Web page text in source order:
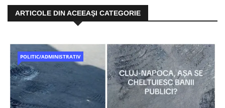
ARTICOLE DIN ACEEAŞI CATEGORIE
POLITIC/ADMINISTRATIV